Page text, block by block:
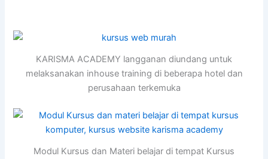
KARISMA ACADEMY langganan diundang untuk
melaksanakan inhouse training di beberapa hotel dan
perusahaan terkemuka
Modul Kursus dan Materi belajar di tempat Kursus